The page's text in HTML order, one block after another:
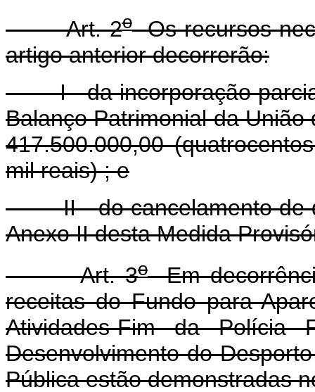
Art. 2oOs recursos
artigo anterior decorrerão:
I - da incorporação parcial
Balanço Patrimonial da
417.500.000,00
mil reais) ; e
II - do cancelamento de
Anexo II desta Medida
Art. 3oEm
receitas do Fundo para
Atividades-Fim da Polícia
Desenvolvimento do
Pública estão demonstradas